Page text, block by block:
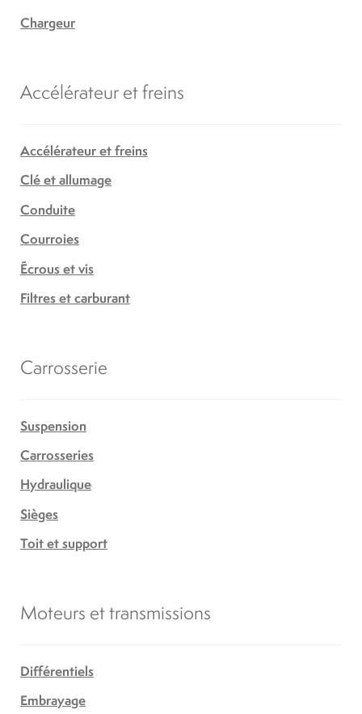
Chargeur
Accélérateur et freins
Accélérateur et freins
Clé et allumage
Conduite
Courroies
Écrous et vis
Filtres et carburant
Carrosserie
Suspension
Carrosseries
Hydraulique
Sièges
Toit et support
Moteurs et transmissions
Différentiels
Embrayage